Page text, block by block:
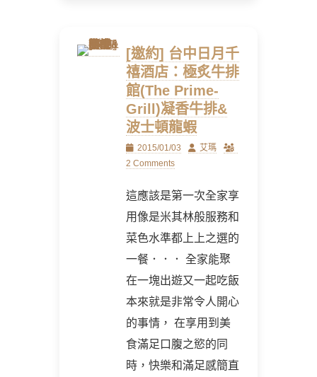
[邀約] 台中日月千
禧酒店：極炙牛排
館(The Prime-
Grill)凝香牛排&
波士頓龍蝦
Posted
on
2015/01/03 Author
艾瑪
2 Comments
這應該是第一次全家享
用像是米其林般服務和
菜色水準都上上之選的
一餐．．． 全家能聚
在一塊出遊又一起吃飯
本來就是非常令人開心
的事情， 在享用到美
食滿足口腹之慾的同
時，快樂和滿足感簡直